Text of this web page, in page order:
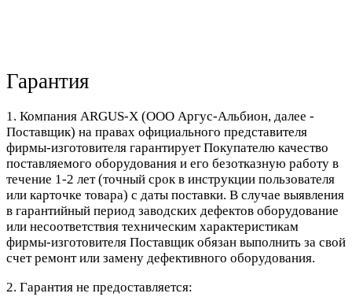
Гарантия
1. Компания ARGUS-X (ООО Аргус-Альбион, далее -
Поставщик) на правах официального представителя
фирмы-изготовителя гарантирует Покупателю качество
поставляемого оборудования и его безотказную работу в
течение 1-2 лет (точный срок в инструкции пользователя
или карточке товара) с даты поставки. В случае выявления
в гарантийный период заводских дефектов оборудование
или несоответствия техническим характеристикам
фирмы-изготовителя Поставщик обязан выполнить за свой
счет ремонт или замену дефективного оборудования.
2. Гарантия не предоставляется: